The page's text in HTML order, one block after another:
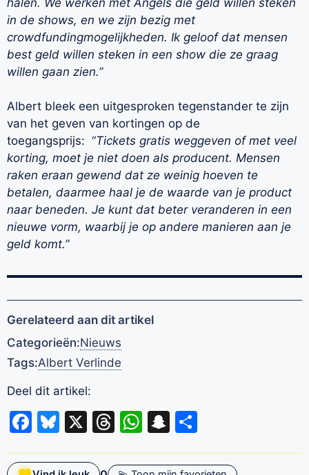
in de shows, en we zijn bezig met
crowdfundingmogelijkheden. Ik geloof dat mensen
best geld willen steken in een show die ze graag
willen gaan zien.”
Albert bleek een uitgesproken tegenstander te zijn
van het geven van kortingen op de
toegangsprijs: “Tickets gratis weggeven of met veel
korting, moet je niet doen als producent. Mensen
raken eraan gewend dat ze weinig hoeven te
betalen, daarmee haal je de waarde van je product
naar beneden. Je kunt dat beter veranderen in een
nieuwe vorm, waarbij je op andere manieren aan je
geld komt.”
Gerelateerd aan dit artikel
Categorieën:Nieuws
Tags:Albert Verlinde
Deel dit artikel:
Facebook
Bluesky
X Threads
WhatsApp
Snapchat